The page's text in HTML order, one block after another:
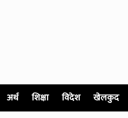
अर्थ शिक्षा विदेश खेलकुद